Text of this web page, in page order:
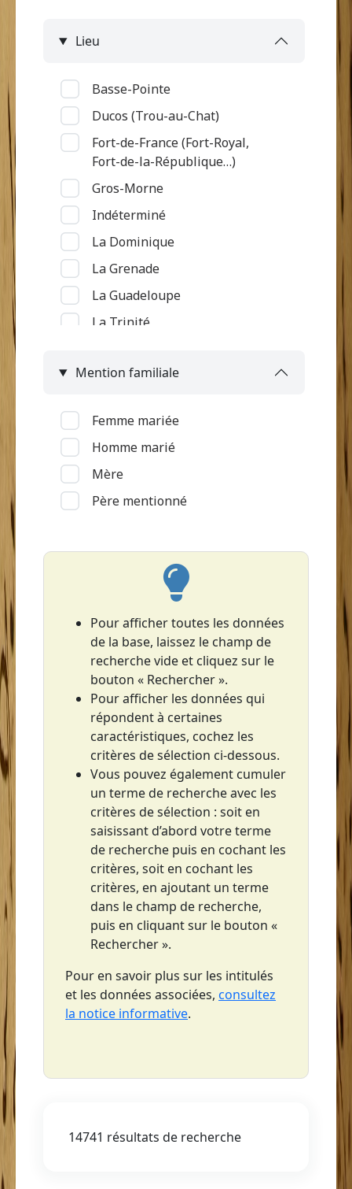
Lieu
Basse-Pointe
Ducos (Trou-au-Chat)
Fort-de-France (Fort-Royal,
Fort-de-la-République…)
Gros-Morne
Indéterminé
La Dominique
La Grenade
La Guadeloupe
La Trinité
Le François
Le Lorrain (Grand'Anse)
Le Marin
Le Prêcheur
Le Robert
Les Trois-Îlets
Macouba
Rivière-Pilote
Rivière-Salée
Saint-Esprit
Saint-Pierre
Sainte-Anne
Sainte-Luce
Sainte-Lucie
Sainte-Marie
Mention familiale
Femme mariée
Homme marié
Mère
Père mentionné
Pour afficher toutes les données
de la base, laissez le champ de
recherche vide et cliquez sur le
bouton « Rechercher ».
Pour afficher les données qui
répondent à certaines
caractéristiques, cochez les
critères de sélection ci-dessous.
Vous pouvez également cumuler
un terme de recherche avec les
critères de sélection : soit en
saisissant d’abord votre terme
de recherche puis en cochant les
critères, soit en cochant les
critères, en ajoutant un terme
dans le champ de recherche,
puis en cliquant sur le bouton «
Rechercher ».
Pour en savoir plus sur les intitulés
et les données associées, consultez
la notice informative.
14741 résultats de recherche